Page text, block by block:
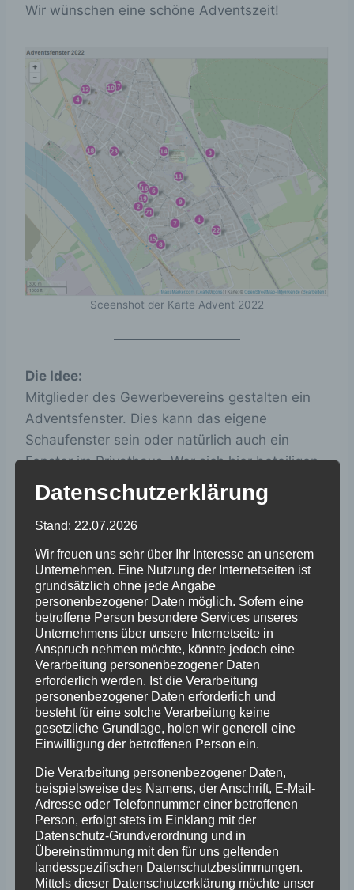
Wir wünschen eine schöne Adventszeit!
Sceenshot der Karte Advent 2022
Die Idee:
Mitglieder des Gewerbevereins gestalten ein
Adventsfenster. Dies kann das eigene
Schaufenster sein oder natürlich auch ein
Fenster im Privathaus. Wer sich hier beteiligen
möchte, bekommt eine Zahl zwischen 1 und 24
und das Fenster sollte dann an dem
entsprechenden Tag geschmückt und
beleuchtet sein.
Aber auch wir wollen einen Beitrag zum
Energiesparen leisten und daher sollten die
Fenster nur bis 22.00 Uhr beleuchtet sein. Ob
das Fenster nur an dem Adventskalendertag
beleuchtet ist oder an allen Tagen bleibt jedem
selbst überlassen.
Gewerbetreibende können am Datum ihres
Adventskalendertages auch Aktionen (langer
Samstag, Glühwein und und und ….)
durchführen, die dann auf der Schaufenster-
Homepage, Facebook, Instagram etc.
beworben werden. Hier bitte die Anzeige bzw.
die Aktion per Mail schicken. Anzeigen im
Mitteilungsblatt müssten bitte von jedem selbst
Datenschutzerklärung
Stand: 22.07.2026
Wir freuen uns sehr über Ihr Interesse an unserem
Unternehmen. Eine Nutzung der Internetseiten ist
grundsätzlich ohne jede Angabe
personenbezogener Daten möglich. Sofern eine
betroffene Person besondere Services unseres
Unternehmens über unsere Internetseite in
Anspruch nehmen möchte, könnte jedoch eine
Verarbeitung personenbezogener Daten
erforderlich werden. Ist die Verarbeitung
personenbezogener Daten erforderlich und
besteht für eine solche Verarbeitung keine
gesetzliche Grundlage, holen wir generell eine
Einwilligung der betroffenen Person ein.
Die Verarbeitung personenbezogener Daten,
beispielsweise des Namens, der Anschrift, E-Mail-
Adresse oder Telefonnummer einer betroffenen
Person, erfolgt stets im Einklang mit der
Datenschutz-Grundverordnung und in
Übereinstimmung mit den für uns geltenden
landesspezifischen Datenschutzbestimmungen.
Mittels dieser Datenschutzerklärung möchte unser